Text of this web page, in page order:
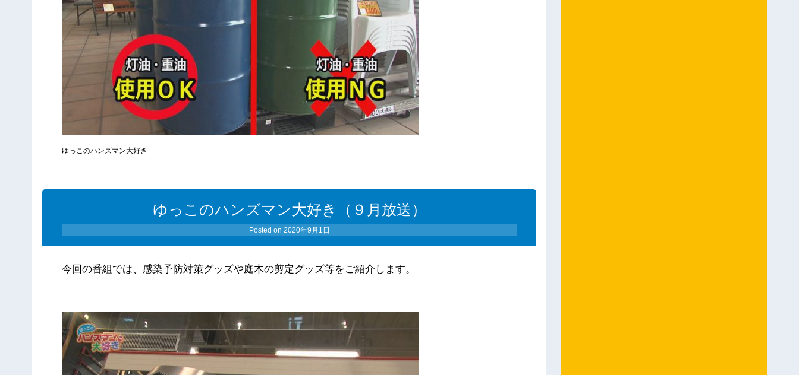
ゆっこのハンズマン大好き
ゆっこのハンズマン大好き（９月放送）
Posted on 2020年9月1日
今回の番組では、感染予防対策グッズや庭木の剪定グッズ等をご紹介します。